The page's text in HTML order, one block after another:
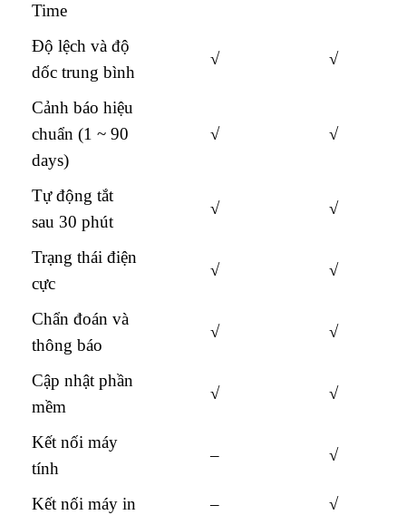
Time
Độ lệch và độ
dốc trung bình
√ √
Cảnh báo hiệu
chuẩn (1 ~ 90
days)
√ √
Tự động tắt
sau 30 phút
√ √
Trạng thái điện
cực
√ √
Chẩn đoán và
thông báo
√ √
Cập nhật phần
mềm
√ √
Kết nối máy
tính
– √
Kết nối máy in –
√